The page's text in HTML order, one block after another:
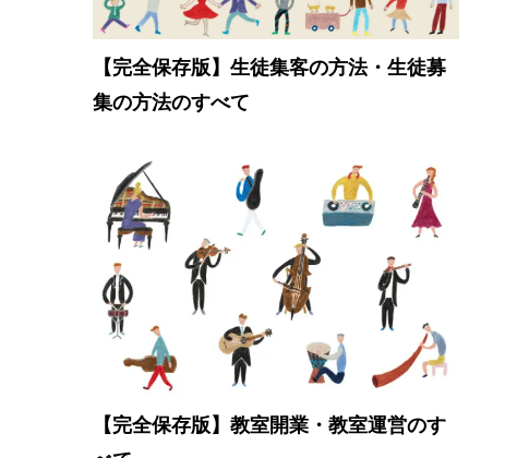
【完全保存版】生徒集客の方法・生徒募
集の方法のすべて
【完全保存版】教室開業・教室運営のす